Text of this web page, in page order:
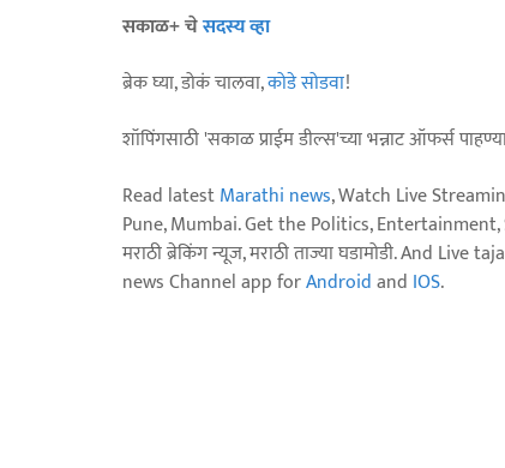
सकाळ+ चेसदस्य व्हा
ब्रेक घ्या, डोकं चालवा,कोडे सोडवा!
शॉपिंगसाठी 'सकाळ प्राईम डील्स'च्या भन्नाट ऑफर्स
Read latestMarathi news, Watch Live
Pune, Mumbai. Get the Politics, Entertainment,
मराठी ब्रेकिंग न्यूज, मराठी ताज्या घडामोडी. And
news Channel app forAndroidand IOS.